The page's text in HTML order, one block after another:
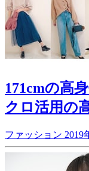
171cmの高
クロ活用の
ファッション 2019